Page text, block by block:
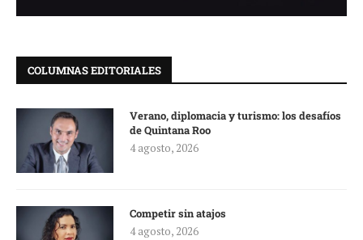
COLUMNAS EDITORIALES
Verano, diplomacia y turismo: los desafíos
de Quintana Roo
4 agosto, 2026
Competir sin atajos
4 agosto, 2026